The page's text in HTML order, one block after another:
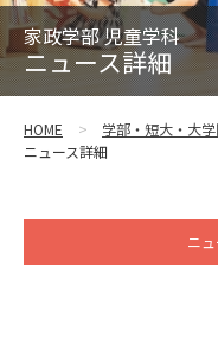
家政学部 児童学科
ニュース詳細
HOME 学部・短大・大
ニュース詳細
ニ